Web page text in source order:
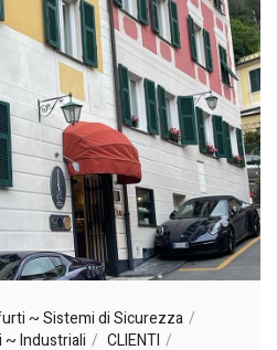
~ Sistemi di Sicurezza
Industriali
CLIENTI